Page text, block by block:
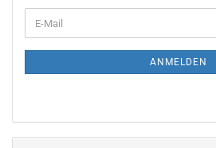
ZUR
E-
Mail
ANMELDEN